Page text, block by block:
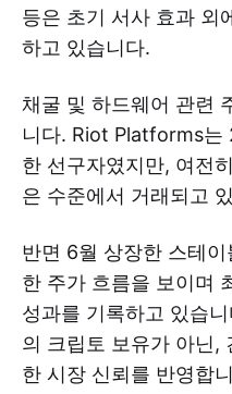
등은 초기 서사 효과 외
하고 있습니다.
채굴 및 하드웨어 관련
니다. Riot Platforms는
한 선구자였지만, 여전
은 수준에서 거래되고
반면 6월 상장한 스테
한 주가 흐름을 보이며
성과를 기록하고 있습
의 크립토 보유가 아닌,
한 시장 신뢰를 반영합